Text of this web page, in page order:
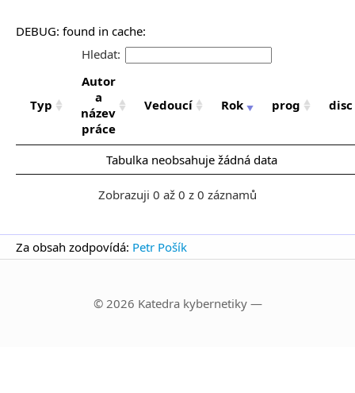
DEBUG: found in cache:
Hledat:
Typ
Autor
a
název
práce
Vedoucí Rok prog disc
Tabulka neobsahuje žádná data
Zobrazuji 0 až 0 z 0 záznamů
Za obsah zodpovídá: Petr Pošík
© 2026 Katedra kybernetiky —